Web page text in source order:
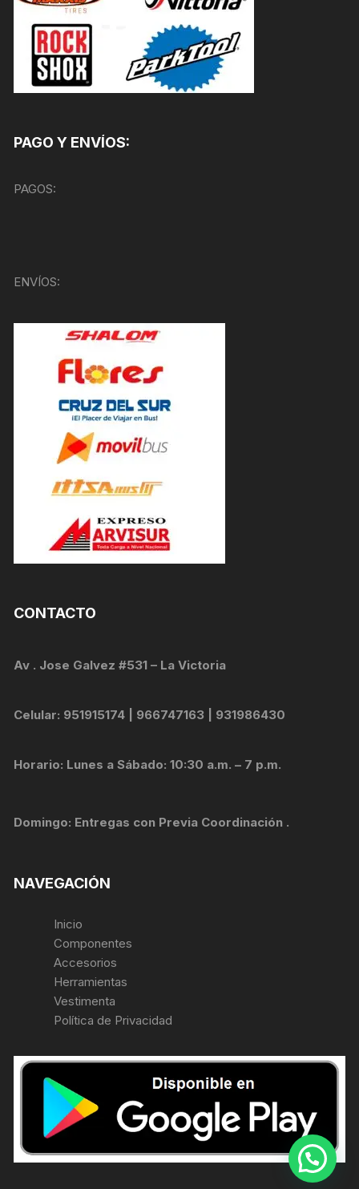
PAGO Y ENVÍOS:
PAGOS:
ENVÍOS:
CONTACTO
Av . Jose Galvez #531 – La Victoria
Celular: 951915174 | 966747163 | 931986430
Horario: Lunes a Sábado: 10:30 a.m. – 7 p.m.
Domingo: Entregas con Previa Coordinación .
NAVEGACIÓN
Inicio
Componentes
Accesorios
Herramientas
Vestimenta
Política de Privacidad